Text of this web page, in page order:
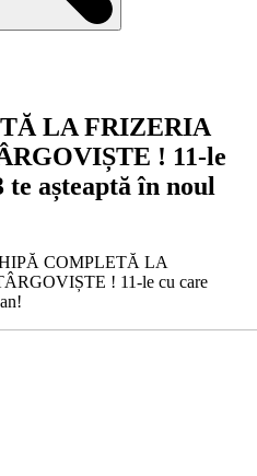
LA FRIZERIA
! 11-le
așteaptă în noul
COMPLETĂ LA
! 11-le cu care